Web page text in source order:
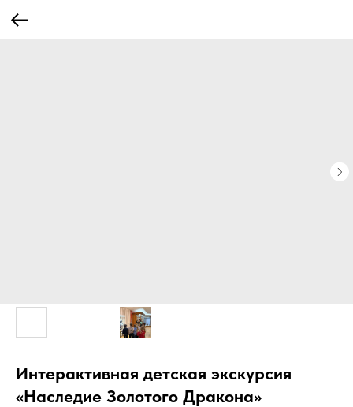
Интерактивная детская экскурсия
«Наследие Золотого Дракона»